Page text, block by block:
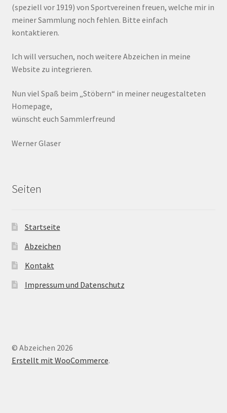
(speziell vor 1919) von Sportvereinen freuen, welche mir in
meiner Sammlung noch fehlen. Bitte einfach
kontaktieren.
Ich will versuchen, noch weitere Abzeichen in meine
Website zu integrieren.
Nun viel Spaß beim „Stöbern“ in meiner neugestalteten
Homepage,
wünscht euch Sammlerfreund
Werner Glaser
Seiten
Startseite
Abzeichen
Kontakt
Impressum und Datenschutz
© Abzeichen 2026
Erstellt mit WooCommerce.